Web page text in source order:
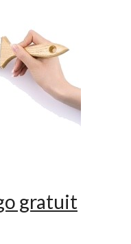
gratuit